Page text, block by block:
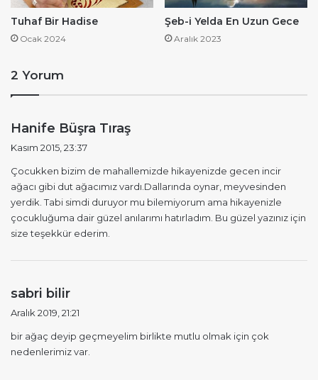
Tuhaf Bir Hadise
Ocak 2024
Şeb-i Yelda En Uzun Gece
Aralık 2023
2 Yorum
Hanife Büşra Tıraş
i
k
i
:
Kasım 2015, 23:37
Çocukken bizim de mahallemizde hikayenizde gecen incir
ağacı gibi dut ağacımız vardı.Dallarında oynar, meyvesinden
yerdik. Tabi simdi duruyor mu bilemiyorum ama hikayenizle
çocukluğuma dair güzel anılarımı hatırladım. Bu güzel yazınız için
size teşekkür ederim.
sabri bilir
i
k
Aralık 2019, 21:21
bir ağaç deyip geçmeyelim birlikte mutlu olmak için çok
nedenlerimiz var.